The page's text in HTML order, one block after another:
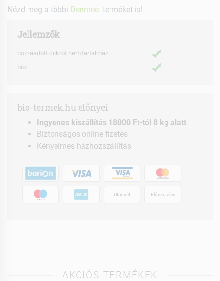
Nézd meg a többi Dennree terméket is!
Jellemzők
hozzáadott cukrot nem tartalmaz:
bio:
bio-termek.hu előnyei
Ingyenes kiszállítás 18000 Ft-tól 8 kg alatt
Biztonságos online fizetés
Kényelmes házhozszállítás
Utánvét Előre utalás
AKCIÓS TERMÉKEK